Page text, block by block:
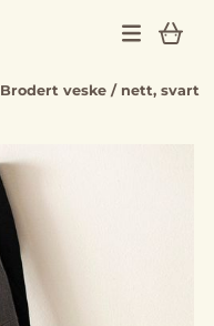
Brodert veske / nett, svart